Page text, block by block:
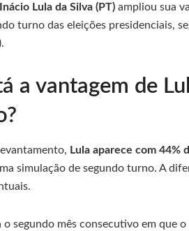
Lula da Silva (PT) ampliou sua
turno das eleições presidenciais,
a vantagem de
Lula aparece com 44%
simulação de segundo turno. A
segundo mês consecutivo em que